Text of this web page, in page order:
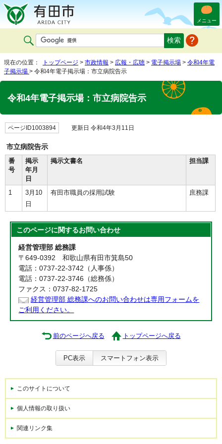
メニュー
現在の位置： トップページ > 市政情報 > 広報・広聴 > 電子掲示場 > 令和4年電
子掲示場 > 令和4年電子掲示場：市立病院告示
令和4年電子掲示場：市立病院告示
ページID1003894 更新日 令和4年3月11日
市立病院告示
番
号
掲示
年月
日
掲示文書名 担当課
1
3月10
日
有田市職員の採用試験 庶務課
このページに関するお問い合わせ
経営管理部 総務課
〒649-0392 和歌山県有田市箕島50
電話：0737-22-3742（人事係）
電話：0737-22-3746（総務係）
ファクス：0737-82-1725
経営管理部 総務課へのお問い合わせは専用フォームを
ご利用ください。
前のページへ戻る トップページへ戻る
PC表示 スマートフォン表示
このサイトについて
個人情報の取り扱い
関連リンク集